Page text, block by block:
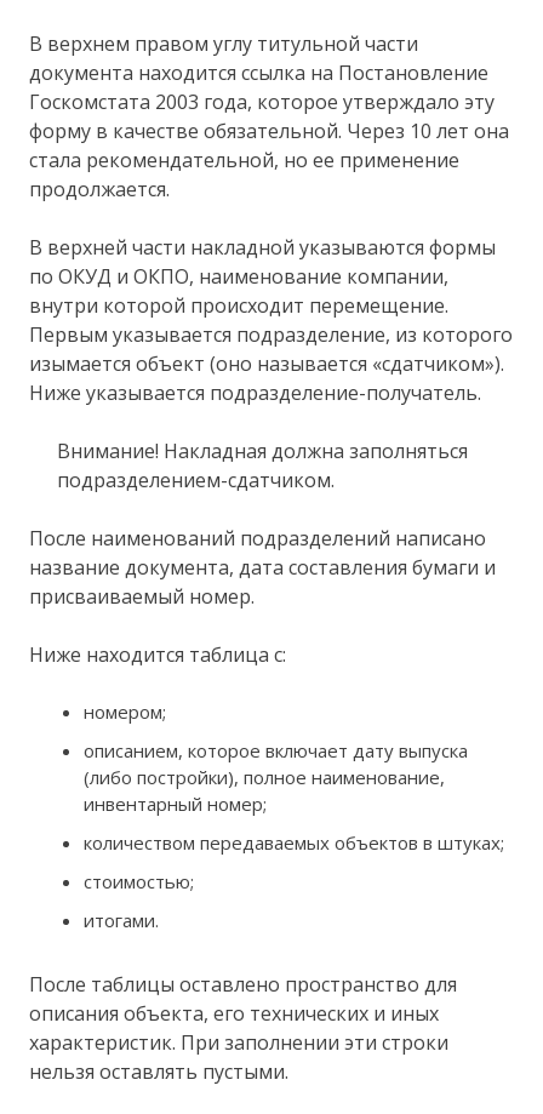
В верхнем правом углу титульной части
документа находится ссылка на Постановление
Госкомстата 2003 года, которое утверждало эту
форму в качестве обязательной. Через 10 лет она
стала рекомендательной, но ее применение
продолжается.
В верхней части накладной указываются формы
по ОКУД и ОКПО, наименование компании,
внутри которой происходит перемещение.
Первым указывается подразделение, из которого
изымается объект (оно называется «сдатчиком»).
Ниже указывается подразделение-получатель.
Внимание! Накладная должна заполняться
подразделением-сдатчиком.
После наименований подразделений написано
название документа, дата составления бумаги и
присваиваемый номер.
Ниже находится таблица с:
номером;
описанием, которое включает дату выпуска
(либо постройки), полное наименование,
инвентарный номер;
количеством передаваемых объектов в штуках;
стоимостью;
итогами.
После таблицы оставлено пространство для
описания объекта, его технических и иных
характеристик. При заполнении эти строки
нельзя оставлять пустыми.